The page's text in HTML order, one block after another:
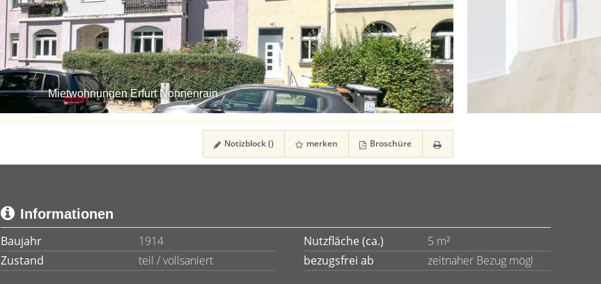
Mietwohnungen Erfurt Nonnenrain
Notizblock () merken Broschüre
Informationen
Baujahr
1914 Nutzfläche (ca.)
5 m²
Zustand
teil / vollsaniert bezugsfrei ab zeitnaher Bezug mögl